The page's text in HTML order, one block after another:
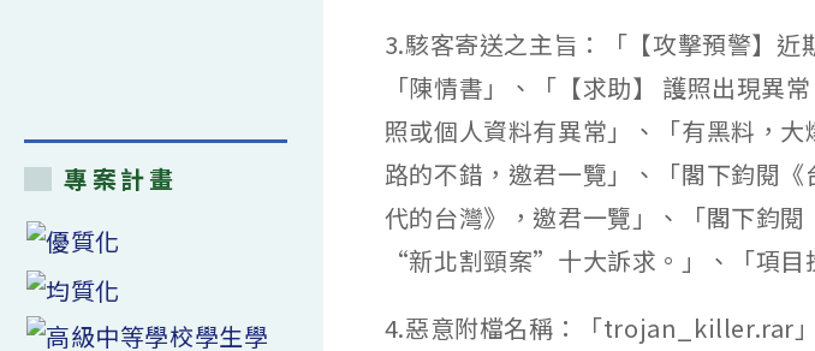
3.駭客寄送之主旨：「【攻擊預警】近
「陳情書」、「【求助】 護照出現異
照或個人資料有異常」、「有黑料，
路的不錯，邀君一覽」、「閣下鈞閱
代的台灣》，邀君一覽」、「閣下鈞
“新北割頸案”十大訴求。」、「項目
4.惡意附檔名稱：「trojan_killer.rar
專案計畫